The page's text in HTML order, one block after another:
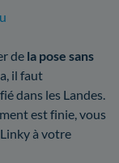
de la pose sans
il faut
dans les Landes.
est finie, vous
à votre